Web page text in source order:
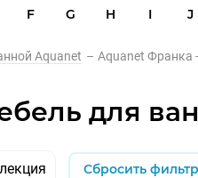
F G H I J
Aquanet – Aquanet Франка
для
Сбросить